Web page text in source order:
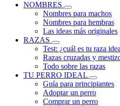
NOMBRES
Nombres para machos
Nombres para hembras
Las ideas más originales
RAZAS
Test: ¿cuál es tu raza
Razas cruzadas y
Todo sobre las razas
TU PERRO IDEAL
Guía para principiantes
Adoptar un perro
Comprar un perro